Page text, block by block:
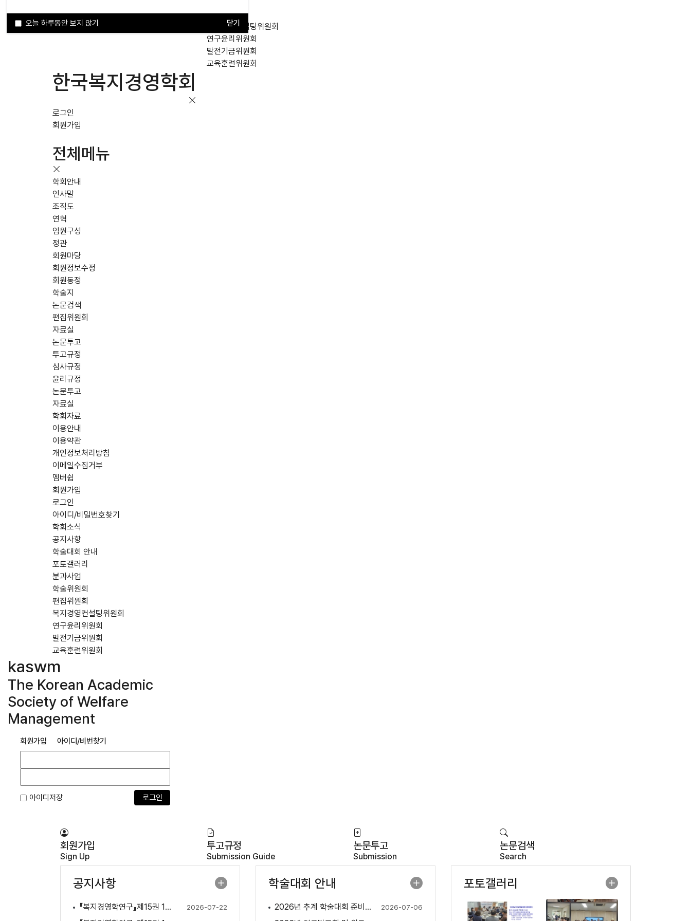
편집위원회
복지경영컨설팅위원회
연구윤리위원회
발전기금위원회
교육훈련위원회
한국복지경영학회
로그인
회원가입
전체메뉴
학회안내
인사말
조직도
연혁
임원구성
정관
회원마당
회원정보수정
회원동정
학술지
논문검색
편집위원회
자료실
논문투고
투고규정
심사규정
윤리규정
논문투고
자료실
학회자료
이용안내
이용약관
개인정보처리방침
이메일수집거부
멤버쉽
회원가입
로그인
아이디/비밀번호찾기
학회소식
공지사항
학술대회 안내
포토갤러리
분과사업
학술위원회
편집위원회
복지경영컨설팅위원회
연구윤리위원회
발전기금위원회
교육훈련위원회
kaswm
The Korean Academic
Society of Welfare
Management
회원가입 아이디/비번찾기
아이디저장
회원가입
Sign Up
투고규정
Submission Guide
논문투고
Submission
논문검색
Search
공지사항
『복지경영학연구』제15권 1호 발행 2026-07-22
학술대회 안내
2026년 추계 학술대회 준비 안내 2026-07-06
포토갤러리
오늘 하루동안 보지 않기 닫기